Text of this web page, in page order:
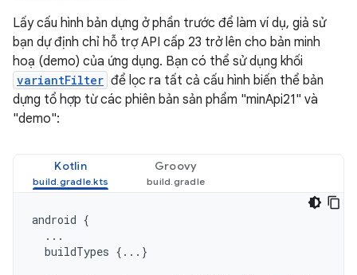
Lấy cấu hình bản dựng ở phần trước để làm ví dụ, giả sử
bạn dự định chỉ hỗ trợ API cấp 23 trở lên cho bản minh
hoạ (demo) của ứng dụng. Bạn có thể sử dụng khối
variantFilter để lọc ra tất cả cấu hình biến thể bản
dựng tổ hợp từ các phiên bản sản phẩm "minApi21" và
"demo":
Kotlin Groovy
android {
...
buildTypes {...}